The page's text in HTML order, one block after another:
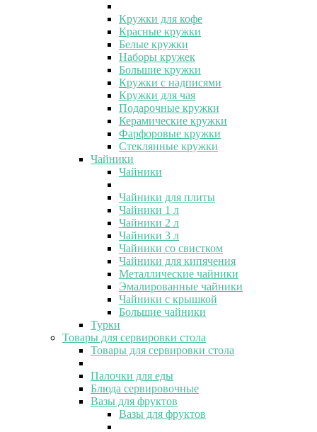
Кружки для кофе
Красные кружки
Белые кружки
Наборы кружек
Большие кружки
Кружки с надписями
Кружки для чая
Подарочные кружки
Керамические кружки
Фарфоровые кружки
Стеклянные кружки
Чайники
Чайники
Чайники для плиты
Чайники 1 л
Чайники 2 л
Чайники 3 л
Чайники со свистком
Чайники для кипячения
Металлические чайники
Эмалированные чайники
Чайники с крышкой
Большие чайники
Турки
Товары для сервировки стола
Товары для сервировки стола
Палочки для еды
Блюда сервировочные
Вазы для фруктов
Вазы для фруктов